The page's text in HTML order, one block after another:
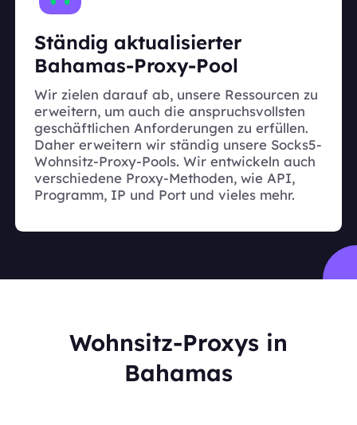
Ständig aktualisierter
Bahamas-Proxy-Pool
Wir zielen darauf ab, unsere Ressourcen zu
erweitern, um auch die anspruchsvollsten
geschäftlichen Anforderungen zu erfüllen.
Daher erweitern wir ständig unsere Socks5-
Wohnsitz-Proxy-Pools. Wir entwickeln auch
verschiedene Proxy-Methoden, wie API,
Programm, IP und Port und vieles mehr.
Wohnsitz-Proxys in
Bahamas